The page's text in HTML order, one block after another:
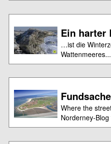
Ein harter
…ist die
Fundsache
Where the
Norderney-